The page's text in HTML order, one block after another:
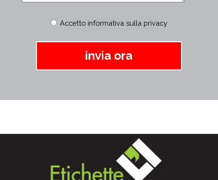
Accetto informativa sulla privacy